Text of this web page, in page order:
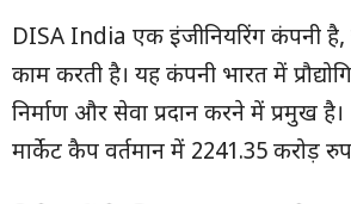
DISA India एक इंजीनियरिंग कंपनी है,
काम करती है। यह कंपनी भारत में
निर्माण और सेवा प्रदान करने में प्रमुख
मार्केट कैप वर्तमान में 2241.35 करोड़